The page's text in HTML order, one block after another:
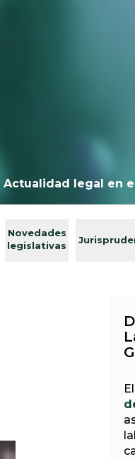
Actualidad legal en
Novedades
legislativas
El